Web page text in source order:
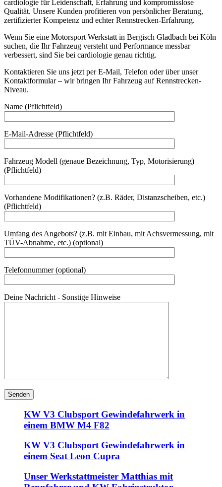
cardiologie für Leidenschaft, Erfahrung und kompromisslose
Qualität. Unsere Kunden profitieren von persönlicher Beratung,
zertifizierter Kompetenz und echter Rennstrecken-Erfahrung.
Wenn Sie eine Motorsport Werkstatt in Bergisch Gladbach bei Köln
suchen, die Ihr Fahrzeug versteht und Performance messbar
verbessert, sind Sie bei cardiologie genau richtig.
Kontaktieren Sie uns jetzt per E-Mail, Telefon oder über unser
Kontaktformular – wir bringen Ihr Fahrzeug auf Rennstrecken-
Niveau.
Name (Pflichtfeld)
E-Mail-Adresse (Pflichtfeld)
Fahrzeug Modell (genaue Bezeichnung, Typ, Motorisierung)
(Pflichtfeld)
Vorhandene Modifikationen? (z.B. Räder, Distanzscheiben, etc.)
(Pflichtfeld)
Umfang des Angebots? (z.B. mit Einbau, mit Achsvermessung, mit
TÜV-Abnahme, etc.) (optional)
Telefonnummer (optional)
Deine Nachricht - Sonstige Hinweise
KW V3 Clubsport Gewindefahrwerk in
einem BMW M4 F82
KW V3 Clubsport Gewindefahrwerk in
einem Seat Leon Cupra
Unser Werkstattmeister Matthias mit